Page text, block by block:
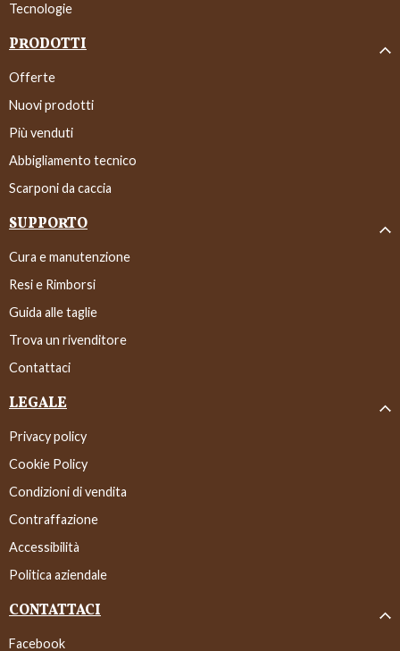
Tecnologie
PRODOTTI
Offerte
Nuovi prodotti
Più venduti
Abbigliamento tecnico
Scarponi da caccia
SUPPORTO
Cura e manutenzione
Resi e Rimborsi
Guida alle taglie
Trova un rivenditore
Contattaci
LEGALE
Privacy policy
Cookie Policy
Condizioni di vendita
Contraffazione
Accessibilità
Politica aziendale
CONTATTACI
Facebook